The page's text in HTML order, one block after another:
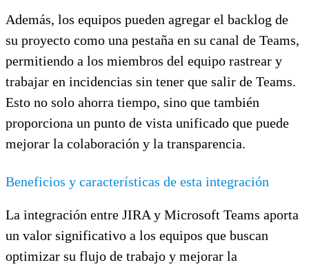
Además, los equipos pueden agregar el backlog de
su proyecto como una pestaña en su canal de Teams,
permitiendo a los miembros del equipo rastrear y
trabajar en incidencias sin tener que salir de Teams.
Esto no solo ahorra tiempo, sino que también
proporciona un punto de vista unificado que puede
mejorar la colaboración y la transparencia.
Beneficios y características de esta integración
La integración entre JIRA y Microsoft Teams aporta
un valor significativo a los equipos que buscan
optimizar su flujo de trabajo y mejorar la